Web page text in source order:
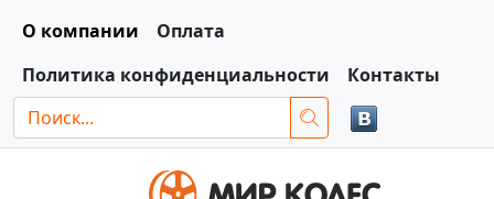
О компании
Оплата
Политика конфиденциальности
Контакты